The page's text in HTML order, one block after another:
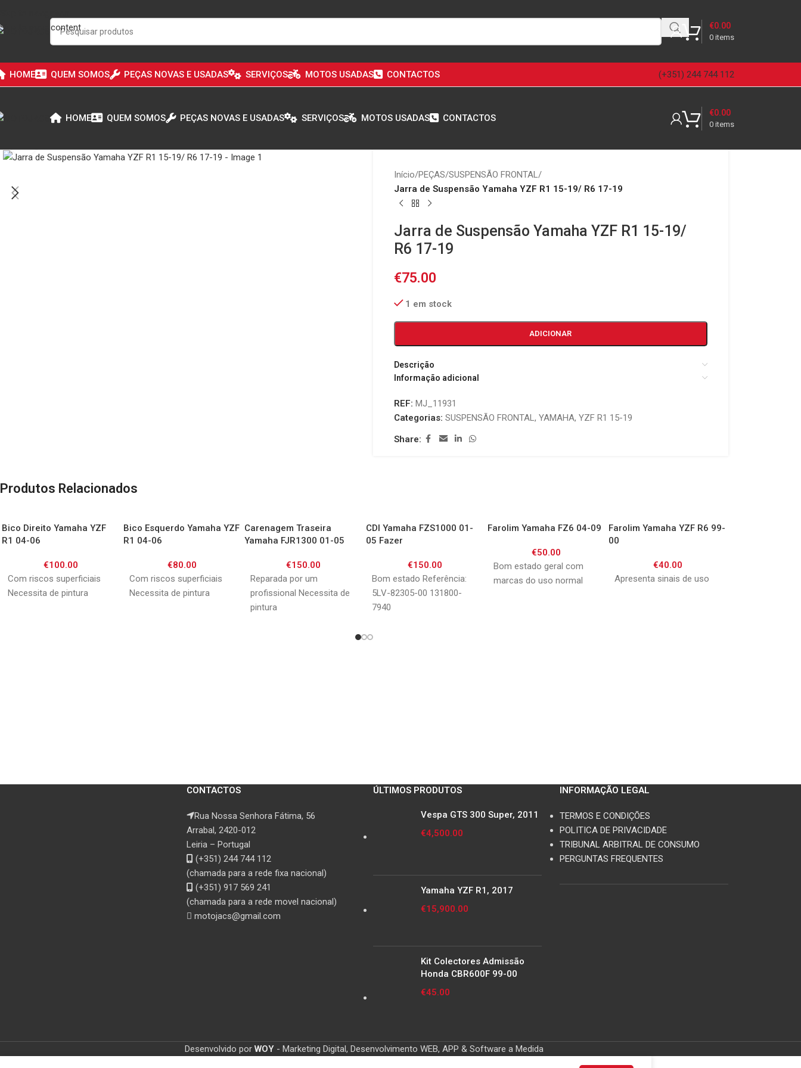
Skip to main content
0 items
€0.00
HOME QUEM SOMOS PEÇAS NOVAS E USADAS SERVIÇOS MOTOS USADAS CONTACTOS (+351) 244 744 112
HOME QUEM SOMOS PEÇAS NOVAS E USADAS SERVIÇOS MOTOS USADAS CONTACTOS
0 items
€0.00
Início/PEÇAS/SUSPENSÃO FRONTAL/
Jarra de Suspensão Yamaha YZF R1 15-19/ R6 17-19
Jarra de Suspensão Yamaha YZF R1 15-19/
R6 17-19
€75.00
1 em stock
ADICIONAR
Descrição
Informação adicional
REF: MJ_11931
Categorias: SUSPENSÃO FRONTAL, YAMAHA, YZF R1 15-19
Share:
Produtos Relacionados
Bico Direito Yamaha YZF
R1 04-06
€100.00
Com riscos superficiais
Necessita de pintura
Bico Esquerdo Yamaha YZF
R1 04-06
€80.00
Com riscos superficiais
Necessita de pintura
Carenagem Traseira
Yamaha FJR1300 01-05
€150.00
Reparada por um
profissional Necessita de
pintura
CDI Yamaha FZS1000 01-
05 Fazer
€150.00
Bom estado Referência:
5LV-82305-00 131800-
7940
Farolim Yamaha FZ6 04-09
€50.00
Bom estado geral com
marcas do uso normal
Farolim Yamaha YZF R6 99-
00
€40.00
Apresenta sinais de uso
CONTACTOS
Rua Nossa Senhora Fátima, 56
Arrabal, 2420-012
Leiria – Portugal
(+351) 244 744 112
(chamada para a rede fixa nacional)
(+351) 917 569 241
(chamada para a rede movel nacional)
motojacs@gmail.com
ÚLTIMOS PRODUTOS
Vespa GTS 300 Super, 2011
€4,500.00
Yamaha YZF R1, 2017
€15,900.00
Kit Colectores Admissão
Honda CBR600F 99-00
€45.00
INFORMAÇÃO LEGAL
TERMOS E CONDIÇÕES
POLITICA DE PRIVACIDADE
TRIBUNAL ARBITRAL DE CONSUMO
PERGUNTAS FREQUENTES
Desenvolvido por WOY - Marketing Digital, Desenvolvimento WEB, APP & Software a Medida